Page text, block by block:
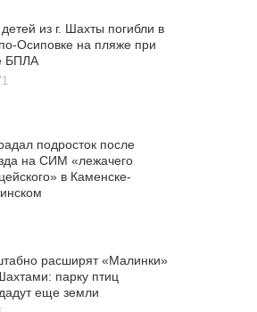
из г. Шахты погибли в
Осиповке на пляже при
БПЛА
подросток после
на СИМ «лежачего
в Каменске-
расширят «Малинки»
парку птиц
еще земли